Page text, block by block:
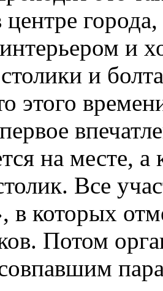
центре
и
столики и
этого
на месте, а
Все
в которых
Потом